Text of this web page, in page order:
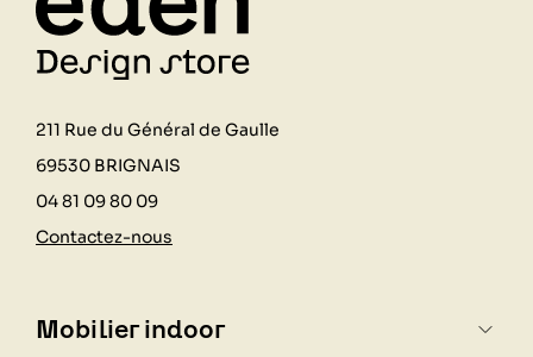
211 Rue du Général de Gaulle
69530 BRIGNAIS
04 81 09 80 09
Contactez-nous
Mobilier indoor